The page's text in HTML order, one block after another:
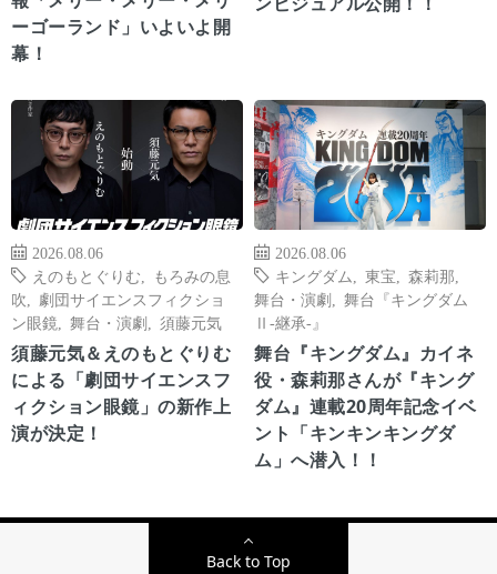
ーゴーランド」いよいよ開
幕！
2026.08.06
えのもとぐりむ
もろみの息
吹
劇団サイエンスフィクショ
ン眼鏡
舞台・演劇 須藤元気
須藤元気＆えのもとぐりむ
による「劇団サイエンスフ
ィクション眼鏡」の新作上
演が決定！
2026.08.06
キングダム
東宝 森莉那
舞台・演劇
舞台『キングダム
Ⅱ-継承-』
舞台『キングダム』カイネ
役・森莉那さんが『キング
ダム』連載20周年記念イベ
ント「キンキンキングダ
ム」へ潜入！！
Back to Top